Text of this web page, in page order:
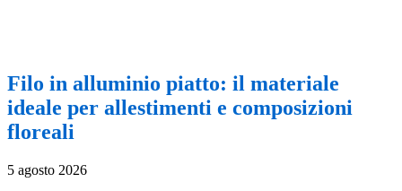
Filo in alluminio piatto: il materiale
ideale per allestimenti e composizioni
floreali
5 agosto 2026